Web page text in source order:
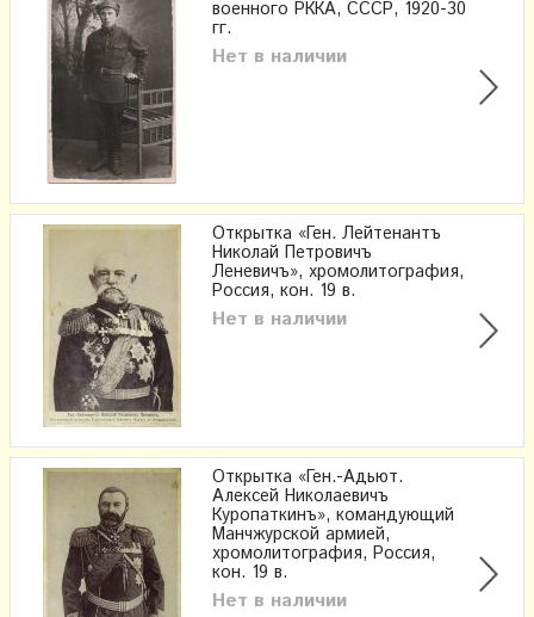
военного РККА, СССР, 1920-30
гг.
Нет в наличии
Открытка «Ген. Лейтенантъ
Николай Петровичъ
Леневичъ», ​хромолитография,
Россия, кон. 19 в.
Нет в наличии
Открытка «Ген.-Адьют.
Алексей Николаевичъ
Куропаткинъ», командующий
Манчжурской армией,
хромолитография, Россия,
кон. 19 в.
Нет в наличии